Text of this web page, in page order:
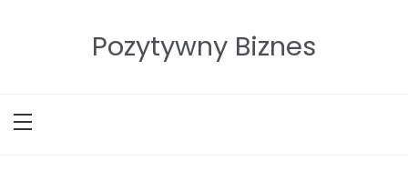
Pozytywny Biznes